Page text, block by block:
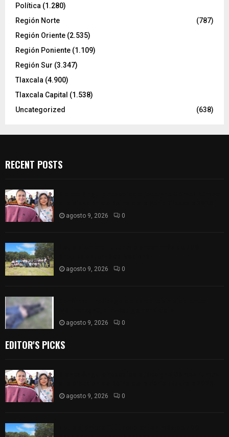
Política (1.280)
Región Norte
(787)
Región Oriente (2.535)
Región Poniente (1.109)
Región Sur (3.347)
Tlaxcala (4.900)
Tlaxcala Capital (1.538)
Uncategorized
(638)
RECENT POSTS
agosto 9, 2026 0
agosto 9, 2026 0
agosto 9, 2026 0
EDITOR'S PICKS
agosto 9, 2026 0